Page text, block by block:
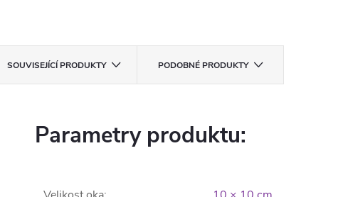
SOUVISEJÍCÍ PRODUKTY PODOBNÉ PRODUKTY
Parametry produktu: